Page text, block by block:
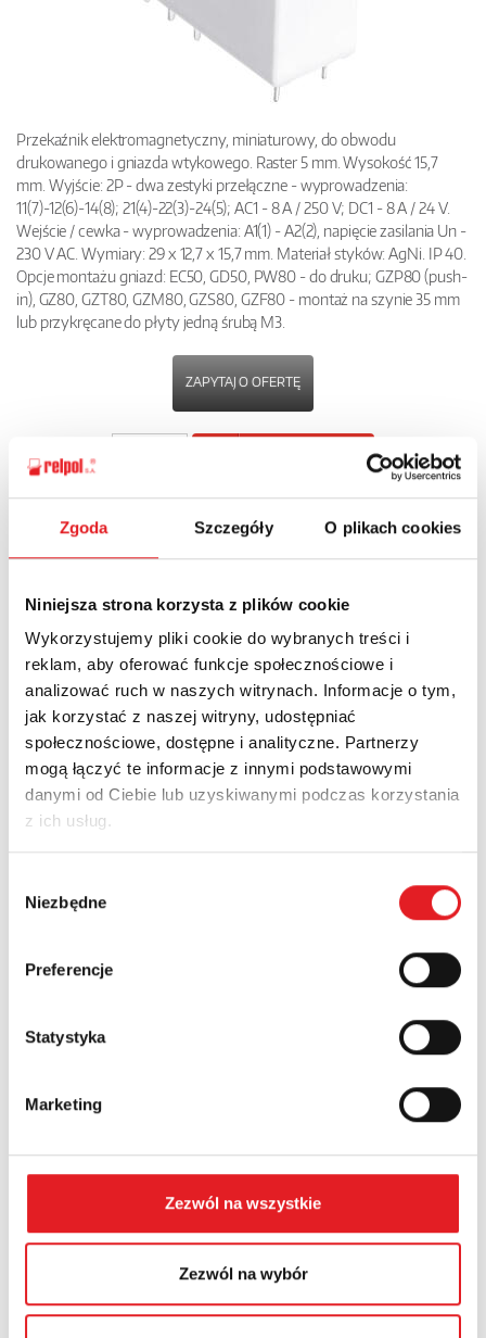
Zgoda Szczegóły O plikach cookies
Niniejsza strona korzysta z plików cookie
Wykorzystujemy pliki cookie do wybranych treści i
reklam, aby oferować funkcje społecznościowe i
analizować ruch w naszych witrynach. Informacje o tym,
jak korzystać z naszej witryny, udostępniać
społecznościowe, dostępne i analityczne. Partnerzy
mogą łączyć te informacje z innymi podstawowymi
danymi od Ciebie lub uzyskiwanymi podczas korzystania
z ich usług.
zgody
Niezbędne
Preferencje
Statystyka
Marketing
Zezwól na wszystkie
Zezwól na wybór
Przekaźnik elektromagnetyczny, miniaturowy, do obwodu
drukowanego i gniazda wtykowego. Raster 5 mm. Wysokość 15,7
mm. Wyjście: 2P - dwa zestyki przełączne - wyprowadzenia:
11(7)-12(6)-14(8); 21(4)-22(3)-24(5); AC1 - 8 A / 250 V; DC1 - 8 A / 24 V.
Wejście / cewka - wyprowadzenia: A1(1) - A2(2), napięcie zasilania Un -
230 V AC. Wymiary: 29 x 12,7 x 15,7 mm. Materiał styków: AgNi. IP 40.
Opcje montażu gniazd: EC50, GD50, PW80 - do druku; GZP80 (push-
in), GZ80, GZT80, GZM80, GZS80, GZF80 - montaż na szynie 35 mm
lub przykręcane do płyty jedną śrubą M3.
ZAPYTAJ O OFERTĘ
POWRÓT
Zapytaj o szczegóły oferty
Imię i nazwisko: *
Adres e-mail: *
Numer telefonu:
Wyrażam zgodę na przetwarzanie moich danych